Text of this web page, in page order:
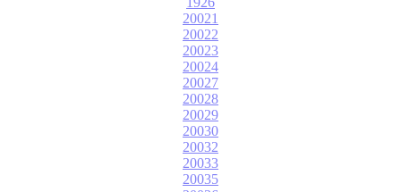
20021
20022
20023
20024
20027
20028
20029
20030
20032
20033
20035